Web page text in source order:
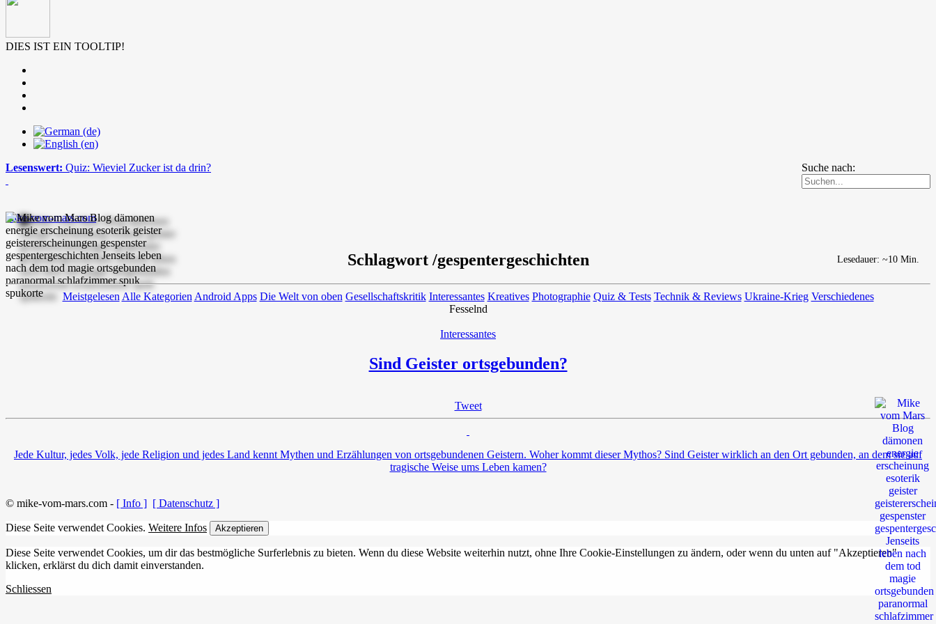
DIES IST EIN TOOLTIP!
Suche nach:
Lesenswert: Quiz: Wieviel Zucker ist da drin?
mike-vom-mars.com
Schlagwort /gespentergeschichten
Meistgelesen Alle Kategorien Android Apps Die Welt von oben Gesellschaftskritik Interessantes Kreatives Photographie Quiz & Tests Technik & Reviews Ukraine-Krieg Verschiedenes
Fesselnd
Interessantes
Sind Geister ortsgebunden?
Tweet
Lesedauer: ~10 Min.
Jede Kultur, jedes Volk, jede Religion und jedes Land kennt Mythen und Erzählungen von ortsgebundenen Geistern. Woher kommt dieser Mythos? Sind Geister wirklich an den Ort gebunden, an dem sie auf
tragische Weise ums Leben kamen?
© mike-vom-mars.com - [ Info ] [ Datenschutz ]
Diese Seite verwendet Cookies. Weitere Infos Akzeptieren
Diese Seite verwendet Cookies, um dir das bestmögliche Surferlebnis zu bieten. Wenn du diese Website weiterhin nutzt, ohne Ihre Cookie-Einstellungen zu ändern, oder wenn du unten auf "Akzeptieren"
klicken, erklärst du dich damit einverstanden.
Schliessen